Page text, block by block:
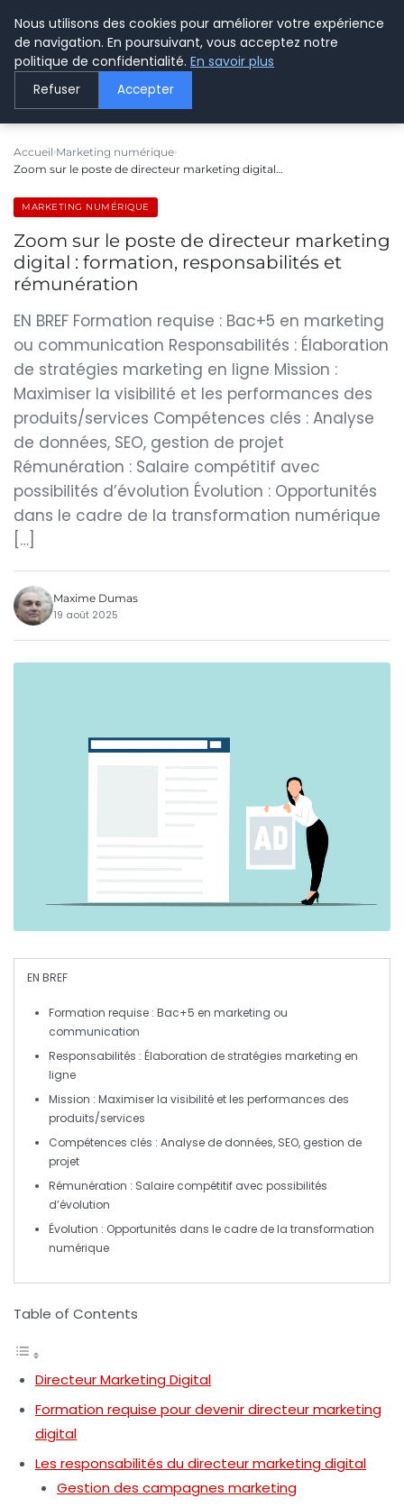
LE WEBMARKETING
Accueil Marketing numérique
Zoom sur le poste de directeur marketing digital…
MARKETING NUMÉRIQUE
Zoom sur le poste de directeur marketing
digital : formation, responsabilités et
rémunération
EN BREF Formation requise : Bac+5 en marketing
ou communication Responsabilités : Élaboration
de stratégies marketing en ligne Mission :
Maximiser la visibilité et les performances des
produits/services Compétences clés : Analyse
de données, SEO, gestion de projet
Rémunération : Salaire compétitif avec
possibilités d’évolution Évolution : Opportunités
dans le cadre de la transformation numérique
[…]
Maxime Dumas
19 août 2025
EN BREF
Formation requise : Bac+5 en marketing ou
communication
Responsabilités : Élaboration de stratégies marketing en
ligne
Mission : Maximiser la visibilité et les performances des
produits/services
Compétences clés : Analyse de données, SEO, gestion de
projet
Rémunération : Salaire compétitif avec possibilités
d’évolution
Évolution : Opportunités dans le cadre de la transformation
numérique
Table of Contents
Directeur Marketing Digital
Formation requise pour devenir directeur marketing
digital
Les responsabilités du directeur marketing digital
Gestion des campagnes marketing
Nous utilisons des cookies pour améliorer votre expérience
de navigation. En poursuivant, vous acceptez notre
politique de confidentialité. En savoir plus
Refuser Accepter